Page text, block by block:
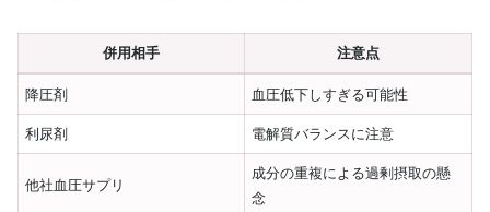
併用相手 注意点
降圧剤 血圧低下しすぎる可能性
利尿剤 電解質バランスに注意
他社血圧サプリ
成分の重複による過剰摂取の懸
念